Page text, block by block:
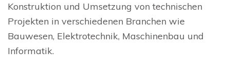
Konstruktion und Umsetzung von technischen
Projekten in verschiedenen Branchen wie
Bauwesen, Elektrotechnik, Maschinenbau und
Informatik.